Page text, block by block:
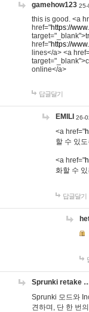
gamehow123 25-
this is good. <a
href="https://
href="https://
lines</a> <a
online</a>
답글달기
EMILI 26-
<a href="
할 수 있
<a href="
화할 수
답글달기
Sprunki retake
Sprunki 모드와
견하며, 단 한 번